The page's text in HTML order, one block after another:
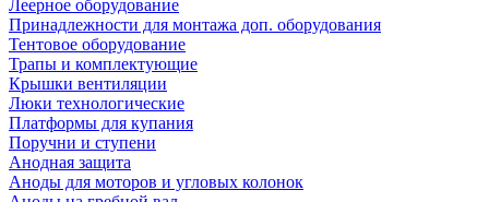
Леерное оборудование
Принадлежности для монтажа доп. оборудования
Тентовое оборудование
Трапы и комплектующие
Крышки вентиляции
Люки технологические
Платформы для купания
Поручни и ступени
Анодная защита
Аноды для моторов и угловых колонок